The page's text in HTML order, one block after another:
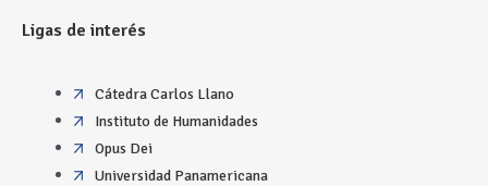
Ligas de interés
Cátedra Carlos Llano
Instituto de Humanidades
Opus Dei
Universidad Panamericana